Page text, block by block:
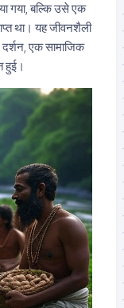
गया, बल्कि उसे एक
था। यह जीवनशैली
एक सामाजिक
हुई।